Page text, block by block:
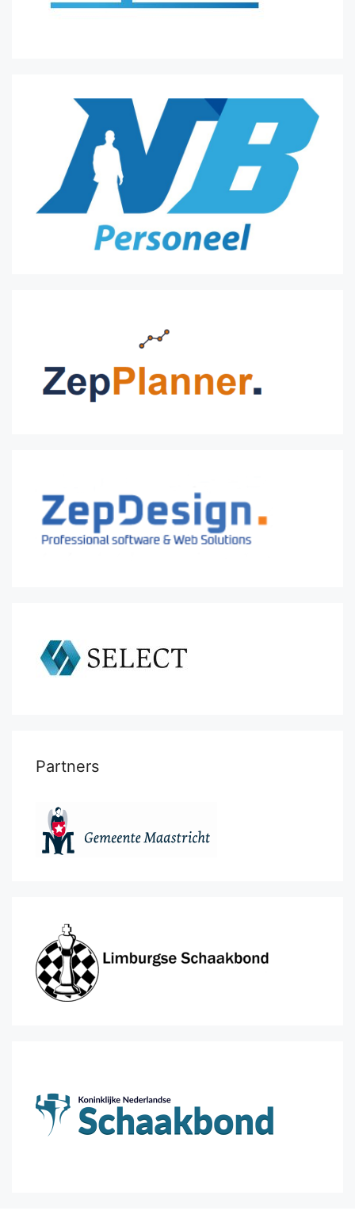
Partners